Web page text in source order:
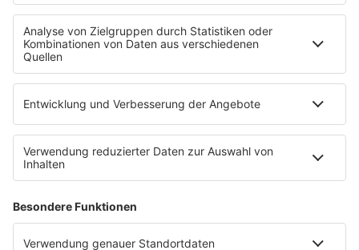
23.12.2024
USA For Africa - We Are The World
16.12.2024 Folge 139
Michael Jackson - Smooth Criminal
INFO
09.12.2024 Folge 138
Spider Murphy Gang - Skandal im